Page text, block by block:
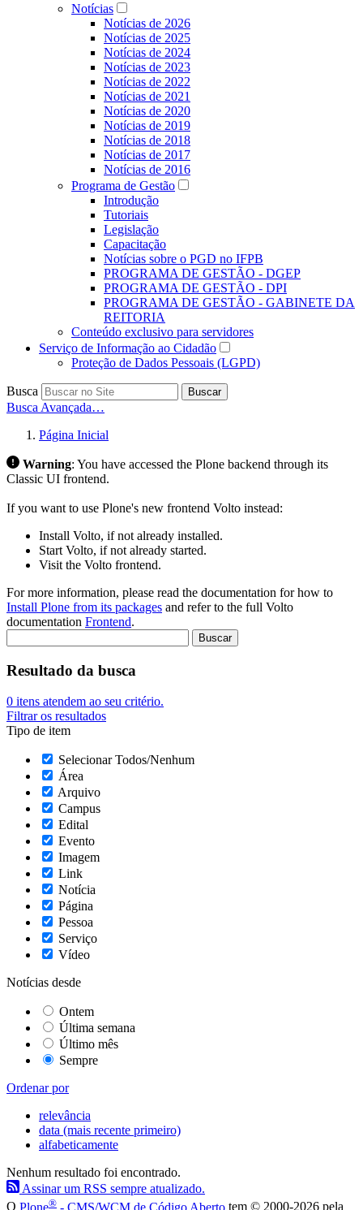
Notícias
Notícias de 2026
Notícias de 2025
Notícias de 2024
Notícias de 2023
Notícias de 2022
Notícias de 2021
Notícias de 2020
Notícias de 2019
Notícias de 2018
Notícias de 2017
Notícias de 2016
Programa de Gestão
Introdução
Tutoriais
Legislação
Capacitação
Notícias sobre o PGD no IFPB
PROGRAMA DE GESTÃO - DGEP
PROGRAMA DE GESTÃO - DPI
PROGRAMA DE GESTÃO - GABINETE DA
REITORIA
Conteúdo exclusivo para servidores
Serviço de Informação ao Cidadão
Proteção de Dados Pessoais (LGPD)
Busca Buscar
Busca Avançada…
Página Inicial
Warning: You have accessed the Plone backend through its
Classic UI frontend.
If you want to use Plone's new frontend Volto instead:
Install Volto, if not already installed.
Start Volto, if not already started.
Visit the Volto frontend.
For more information, please read the documentation for how to
Install Plone from its packages and refer to the full Volto
documentation Frontend.
Resultado da busca
0 itens atendem ao seu critério.
Filtrar os resultados
Tipo de item
Selecionar Todos/Nenhum
Área
Arquivo
Campus
Edital
Evento
Imagem
Link
Notícia
Página
Pessoa
Serviço
Vídeo
Notícias desde
Ontem
Última semana
Último mês
Sempre
Ordenar por
relevância
data (mais recente primeiro)
alfabeticamente
Nenhum resultado foi encontrado.
Assinar um RSS sempre atualizado.
O Plone® - CMS/WCM de Código Aberto tem © 2000-2026 pela